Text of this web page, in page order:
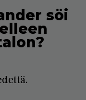
söi